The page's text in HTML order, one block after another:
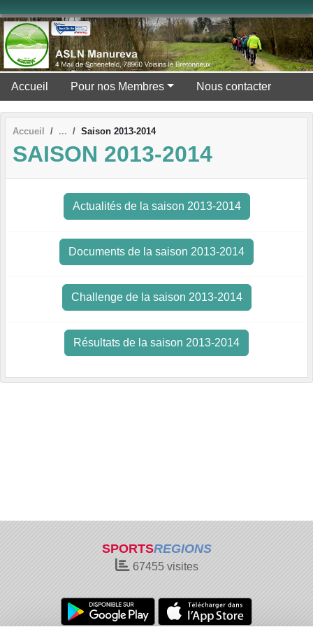
Accueil Pour nos Membres Nous contacter
Accueil Saison 2013-2014
SAISON 2013-2014
Actualités de la saison 2013-2014
Documents de la saison 2013-2014
Challenge de la saison 2013-2014
Résultats de la saison 2013-2014
SPORTSREGIONS
67455visites